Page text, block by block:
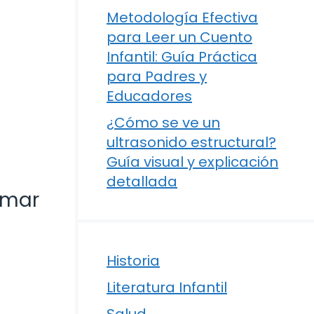
Metodología Efectiva
para Leer un Cuento
Infantil: Guía Práctica
para Padres y
Educadores
¿Cómo se ve un
ultrasonido estructural?
Guía visual y explicación
detallada
Historia
Literatura Infantil